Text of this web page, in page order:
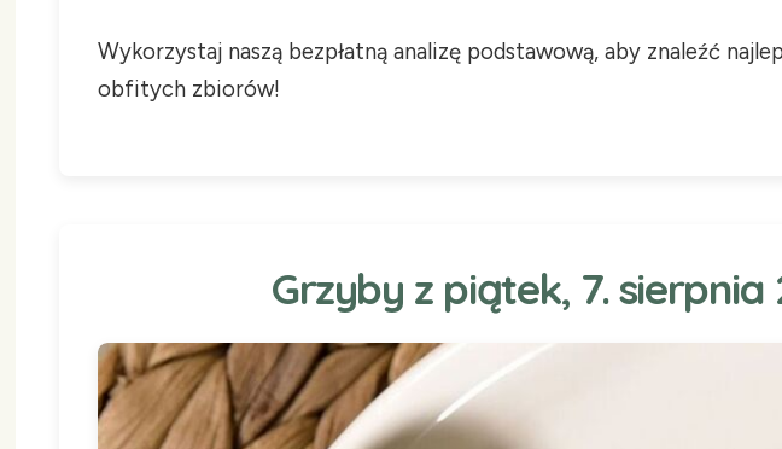
Wykorzystaj naszą bezpłatną analizę podstawową, aby znaleźć
obfitych zbiorów!
Grzyby z piątek, 7.